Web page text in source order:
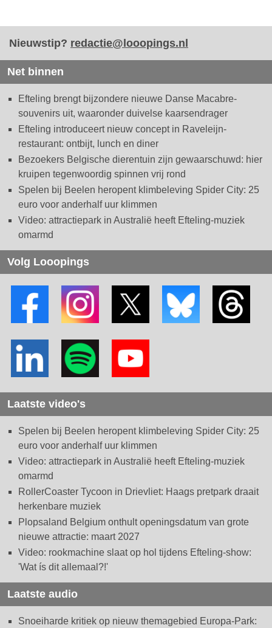
Nieuwstip? redactie@looopings.nl
Net binnen
Efteling brengt bijzondere nieuwe Danse Macabre-
souvenirs uit, waaronder duivelse kaarsendrager
Efteling introduceert nieuw concept in Raveleijn-
restaurant: ontbijt, lunch en diner
Bezoekers Belgische dierentuin zijn gewaarschuwd: hier
kruipen tegenwoordig spinnen vrij rond
Spelen bij Beelen heropent klimbeleving Spider City: 25
euro voor anderhalf uur klimmen
Video: attractiepark in Australië heeft Efteling-muziek
omarmd
Volg Looopings
Laatste video's
Spelen bij Beelen heropent klimbeleving Spider City: 25
euro voor anderhalf uur klimmen
Video: attractiepark in Australië heeft Efteling-muziek
omarmd
RollerCoaster Tycoon in Drievliet: Haags pretpark draait
herkenbare muziek
Plopsaland Belgium onthult openingsdatum van grote
nieuwe attractie: maart 2027
Video: rookmachine slaat op hol tijdens Efteling-show:
'Wat ís dit allemaal?!'
Laatste audio
Snoeiharde kritiek op nieuw themagebied Europa-Park: